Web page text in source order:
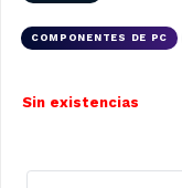
COMPONENTES DE PC
Sin existencias